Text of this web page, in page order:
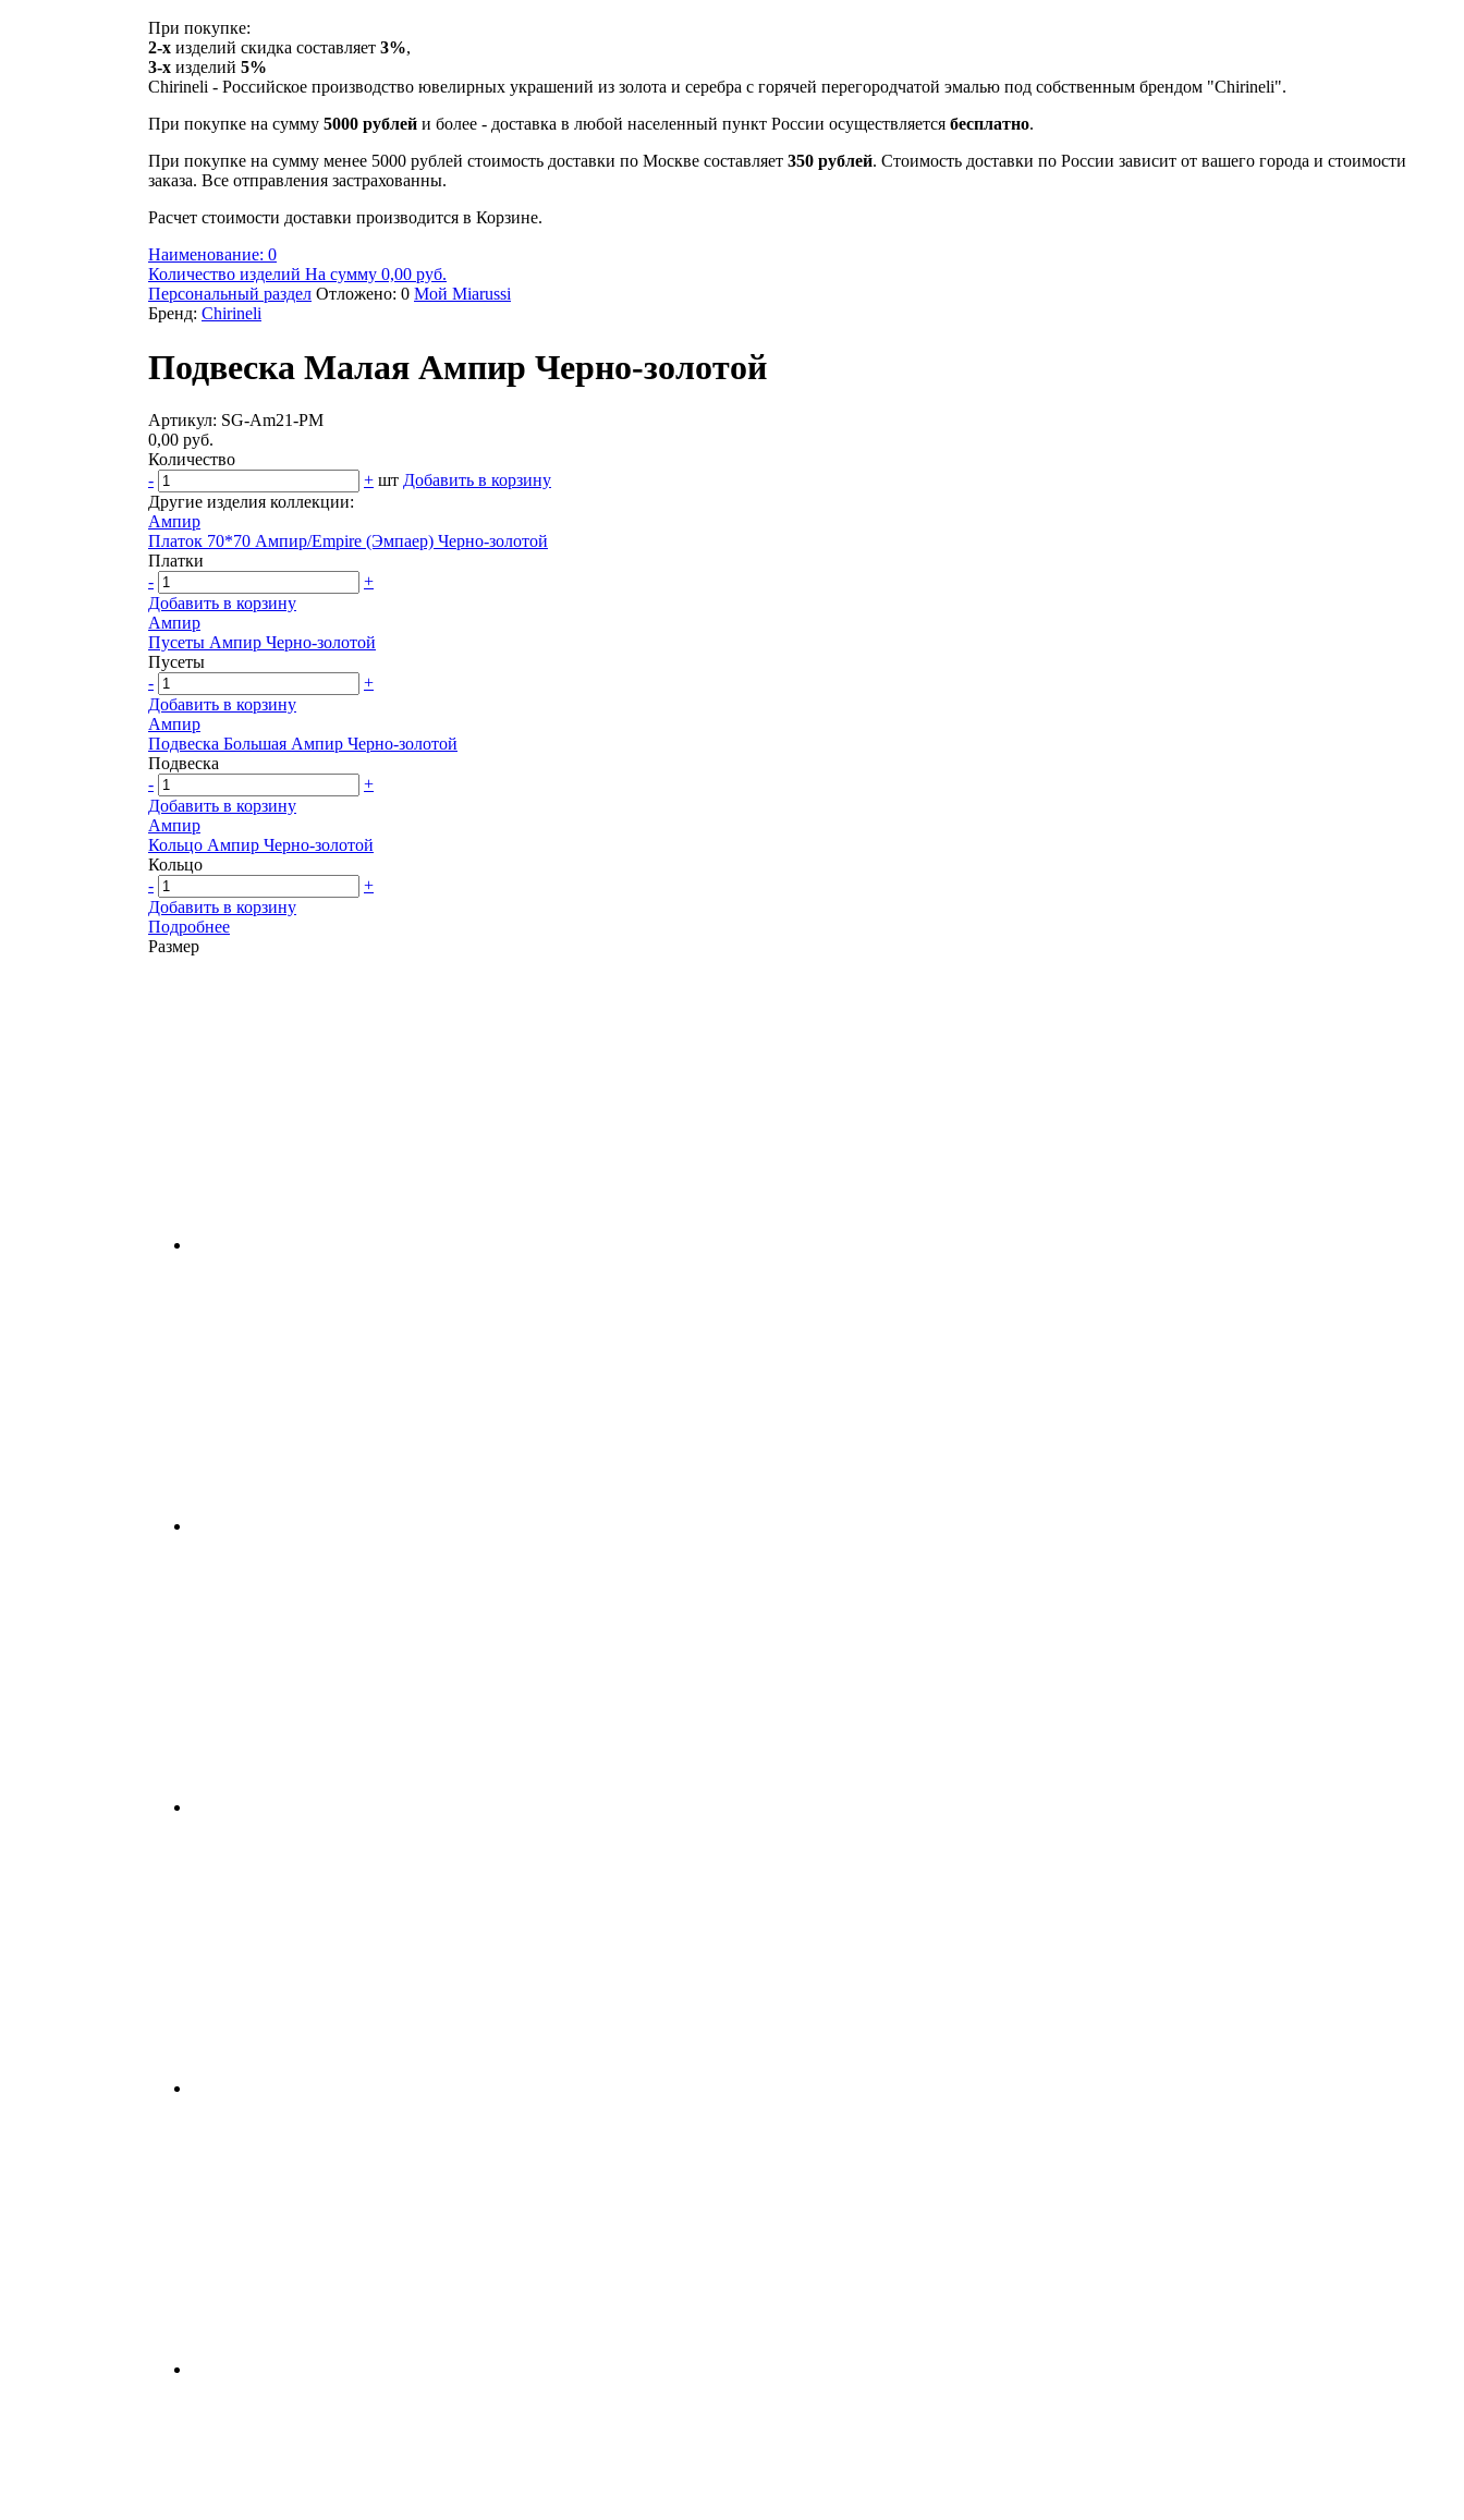
При покупке:
2-х изделий скидка составляет 3%,
3-х изделий 5%
Chirineli - Российское производство ювелирных украшений из золота и серебра с горячей перегородчатой эмалью под собственным брендом "Chirineli".
При покупке на сумму 5000 рублей и более - доставка в любой населенный пункт России осуществляется бесплатно.
При покупке на сумму менее 5000 рублей стоимость доставки по Москве составляет 350 рублей. Стоимость доставки по России зависит от вашего города и стоимости
заказа. Все отправления застрахованны.
Расчет стоимости доставки производится в Корзине.
Наименование: 0
Количество изделий На сумму 0,00 руб.
Персональный раздел Отложено: 0 Мой Miarussi
Бренд: Chirineli
Подвеска Малая Ампир Черно-золотой
Артикул: SG-Am21-PM
0,00 руб.
Количество
-
+ шт Добавить в корзину
Другие изделия коллекции:
Ампир
Платок 70*70 Ампир/Empire (Эмпаер) Черно-золотой
Платки
-
+
Добавить в корзину
Ампир
Пусеты Ампир Черно-золотой
Пусеты
-
+
Добавить в корзину
Ампир
Подвеска Большая Ампир Черно-золотой
Подвеска
-
+
Добавить в корзину
Ампир
Кольцо Ампир Черно-золотой
Кольцо
-
+
Добавить в корзину
Подробнее
Размер